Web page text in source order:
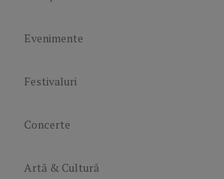
Evenimente
Festivaluri
Concerte
Artă & Cultură